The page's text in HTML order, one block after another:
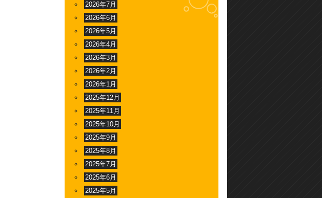
2026年7月
2026年6月
2026年5月
2026年4月
2026年3月
2026年2月
2026年1月
2025年12月
2025年11月
2025年10月
2025年9月
2025年8月
2025年7月
2025年6月
2025年5月